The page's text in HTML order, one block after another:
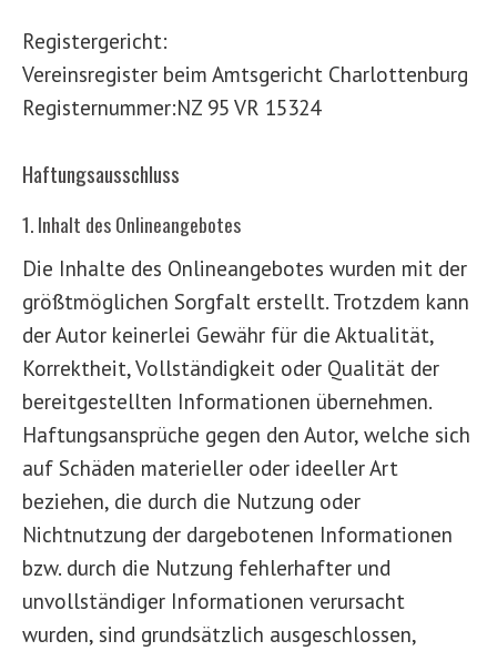
Registergericht:
Vereinsregister beim Amtsgericht Charlottenburg
Registernummer:NZ 95 VR 15324
Haftungsausschluss
1. Inhalt des Onlineangebotes
Die Inhalte des Onlineangebotes wurden mit der
größtmöglichen Sorgfalt erstellt. Trotzdem kann
der Autor keinerlei Gewähr für die Aktualität,
Korrektheit, Vollständigkeit oder Qualität der
bereitgestellten Informationen übernehmen.
Haftungsansprüche gegen den Autor, welche sich
auf Schäden materieller oder ideeller Art
beziehen, die durch die Nutzung oder
Nichtnutzung der dargebotenen Informationen
bzw. durch die Nutzung fehlerhafter und
unvollständiger Informationen verursacht
wurden, sind grundsätzlich ausgeschlossen,